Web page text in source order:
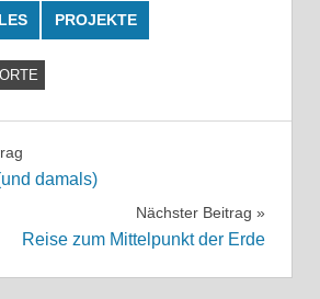
PROJEKTE
ORTE
damals)
Nächster Beitrag
Reise zum Mittelpunkt der Erde